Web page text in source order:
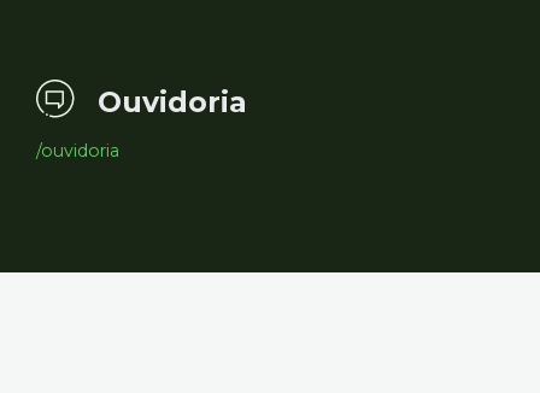
Ouvidoria
/ouvidoria